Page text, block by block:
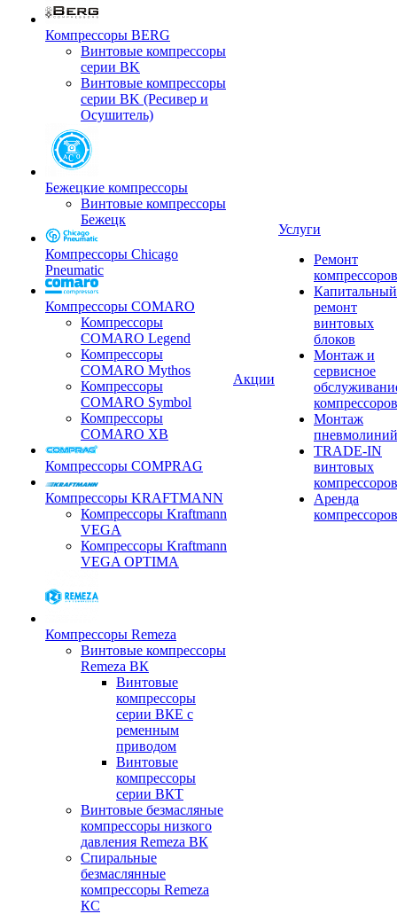
Компрессоры BERG
Винтовые компрессоры
серии BK
Винтовые компрессоры
серии BK (Ресивер и
Осушитель)
Бежецкие компрессоры
Винтовые компрессоры
Бежецк
Компрессоры Chicago
Pneumatic
Компрессоры COMARO
Компрессоры
COMARO Legend
Компрессоры
COMARO Mythos
Компрессоры
COMARO Symbol
Компрессоры
COMARO XB
Компрессоры COMPRAG
Компрессоры KRAFTMANN
Компрессоры Kraftmann
VEGA
Компрессоры Kraftmann
VEGA OPTIMA
Компрессоры Remeza
Винтовые компрессоры
Remeza ВК
Винтовые
компрессоры
серии ВКЕ с
ременным
приводом
Винтовые
компрессоры
серии ВКТ
Винтовые безмасляные
компрессоры низкого
давления Remeza ВК
Спиральные
безмаслянные
компрессоры Remeza
КС
Акции
Услуги
Ремонт
компрессоров
Капитальный
ремонт
винтовых
блоков
Монтаж и
сервисное
компрессоров
Монтаж
пневмолиний
TRADE-IN
винтовых
компрессоров
Аренда
компрессоров